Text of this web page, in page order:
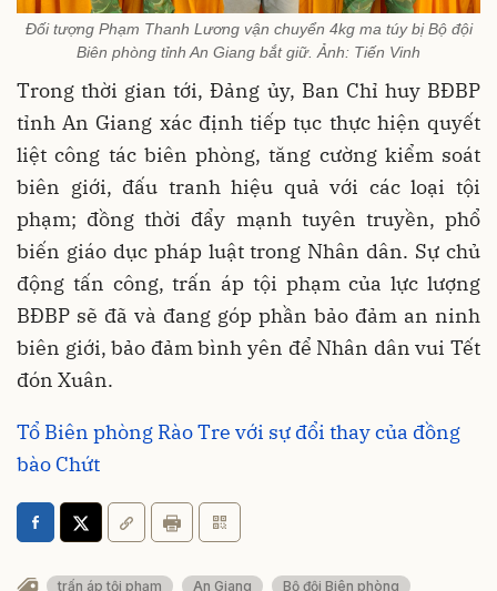
Đối tượng Phạm Thanh Lương vận chuyển 4kg ma túy bị Bộ đội
Biên phòng tỉnh An Giang bắt giữ. Ảnh: Tiến Vinh
Trong thời gian tới, Đảng ủy, Ban Chỉ huy BĐBP
tỉnh An Giang xác định tiếp tục thực hiện quyết
liệt công tác biên phòng, tăng cường kiểm soát
biên giới, đấu tranh hiệu quả với các loại tội
phạm; đồng thời đẩy mạnh tuyên truyền, phổ
biến giáo dục pháp luật trong Nhân dân. Sự chủ
động tấn công, trấn áp tội phạm của lực lượng
BĐBP sẽ đã và đang góp phần bảo đảm an ninh
biên giới, bảo đảm bình yên để Nhân dân vui Tết
đón Xuân.
Tổ Biên phòng Rào Tre với sự đổi thay của đồng
bào Chứt
trấn áp tội phạm An Giang Bộ đội Biên phòng